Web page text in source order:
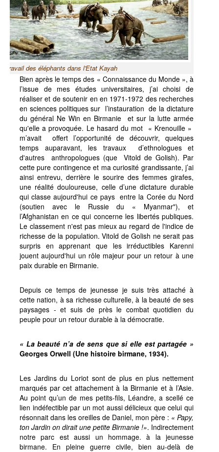
travail des éléphants dans l'Etat Kayah
Bien après le temps des « Connaissance du Monde », à
l’issue de mes études universitaires, j’ai choisi de
réaliser et de soutenir en en 1971-1972 des recherches
en sciences politiques sur l’instauration de la dictature
du général Ne Win en Birmanie et sur la lutte armée
qu'elle a provoquée. Le hasard du mot « Krenouille »
m’avait offert l’opportunité de découvrir, quelques
temps auparavant, les travaux d’ethnologues et
d'autres anthropologues (que Vitold de Golish). Par
cette pure contingence et ma curiosité grandissante, j’ai
ainsi entrevu, derrière le sourire des femmes girafes,
une réalité douloureuse, celle d’une dictature durable
qui classe aujourd'hui ce pays entre la Corée du Nord
(soutien avec le Russie du « Myanmar"), et
l’Afghanistan en ce qui concerne les libertés publiques.
Le classement n'est pas mieux au regard de l'indice de
richesse de la population. Vitold de Golish ne serait pas
surpris en apprenant que les irréductibles Karenni
jouent aujourd'hui un rôle majeur pour un retour à une
paix durable en Birmanie.
Depuis ce temps de jeunesse je suis très attaché à
cette nation, à sa richesse culturelle, à la beauté de ses
paysages - et suis de près le combat quotidien du
peuple pour un retour durable à la démocratie.
« La beauté n’a de sens que si elle est partagée »
Georges Orwell (Une histoire birmane, 1934).
Les Jardins du Loriot sont de plus en plus nettement
marqués par cet attachement à la Birmanie et à l’Asie.
Au point qu’un de mes petits-fils, Léandre, a scellé ce
lien indéfectible par un mot aussi délicieux que celui qui
résonnait dans les oreilles de Daniel, mon père : « Papy,
ton Jardin on dirait une petite Birmanie !». Indirectement
notre parc est aussi un hommage. à la jeunesse
birmane. En pleine guerre civile, bien au-delà de